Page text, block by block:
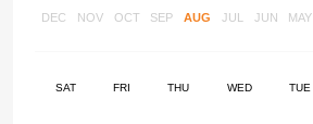
MAY
JUN
JUL
AUG
SEP
OCT
NOV
DEC
TUE
WED
THU
FRI
SAT